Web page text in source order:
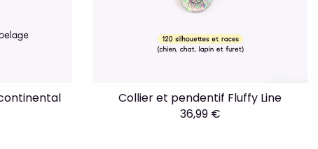
Collier et pendentif Fluffy Line
36,99 €